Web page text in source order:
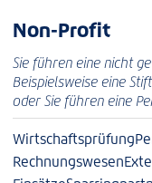
Non-Profit
Sie führen eine nicht
Beispielsweise eine
oder Sie führen eine
Wirtschaftsprüfung
Rechnungswesen